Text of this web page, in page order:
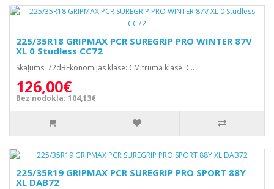
225/35R18 GRIPMAX PCR SUREGRIP PRO WINTER 87V
XL 0 Studless CC72
Skaļums: 72dBEkonomijas klase: CMitruma klase: C..
126,00€
Bez nodokļa: 104,13€
225/35R19 GRIPMAX PCR SUREGRIP PRO SPORT 88Y
XL DAB72